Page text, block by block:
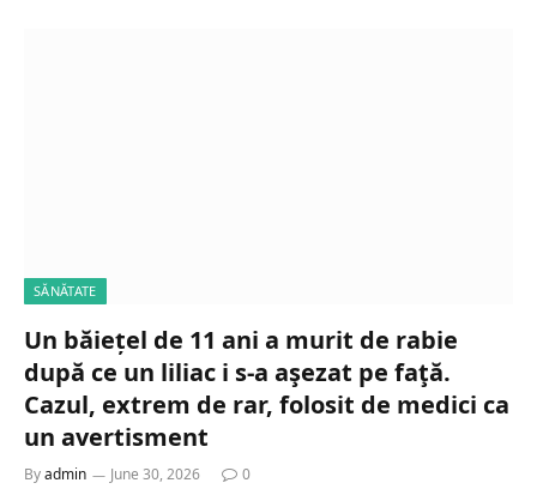
SĂNĂTATE
Un băiețel de 11 ani a murit de rabie
după ce un liliac i s-a aşezat pe faţă.
Cazul, extrem de rar, folosit de medici ca
un avertisment
Byadmin June 30, 2026 0